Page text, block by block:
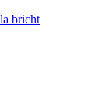
bricht